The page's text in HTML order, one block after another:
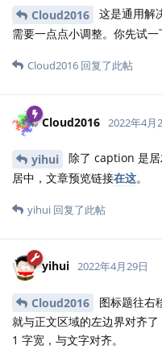
Cloud2016
这是通用解
需要一点点小调整。你先试一
Cloud2016 回复了此帖
Cloud2016 2022年4月
yihui
除了 caption 是
居中，文章预览链接在这。
yihui 回复了此帖
yihui 2022年4月29日
Cloud2016
图标题往右
就与正文区域的左边界对齐
1 字宽，与文字对齐。